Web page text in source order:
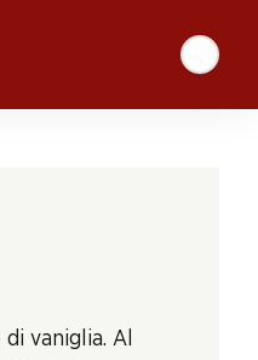
vaniglia. Al